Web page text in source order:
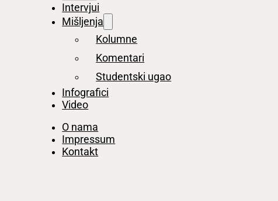
Intervjui
Mišljenja
Kolumne
Komentari
Studentski ugao
Infografici
Video
O nama
Impressum
Kontakt